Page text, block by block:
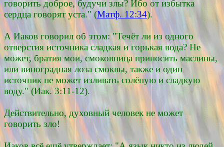
говорить доброе, будучи злы? Ибо от избытка
сердца говорят уста." (Матф. 12:34).
А Иаков говорил об этом: "Течёт ли из одного
отверстия источника сладкая и горькая вода? Не
может, братия мои, смоковница приносить маслины,
или виноградная лоза смоквы, также и один
источник не может изливать солёную и сладкую
воду." (Иак. 3:11-12).
Действительно, духовный человек не может
говорить зло!